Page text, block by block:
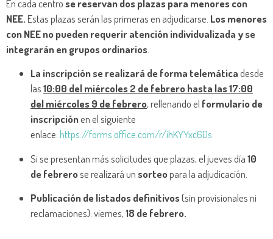
En cada centrose reservan dos plazas para menores con
NEE.Estas plazas serán las primeras en adjudicarse. Los menores
con NEE no pueden requerir atención individualizada y se
integrarán en grupos ordinarios
La inscripción se realizará de forma telemáticadesde
las10:00 del miércoles 2 de febrero hasta las 17:00
del miércoles 9 de febrero, rellenando el formulario de
inscripciónen el siguiente
enlace:https://forms.office.com/r/ihKYYxc6Ds
Si se presentan más solicitudes que plazas, el jueves día10
de febrerose realizará unsorteopara la adjudicación.
Publicación de listados definitivos(sin provisionales ni
reclamaciones): viernes,18 de febrero.